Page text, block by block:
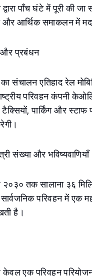
द्वारा पाँच घंटे में पूरी की
और आर्थिक समाकलन में
प्रबंधन
का संचालन एतिहाद रेल
परिवहन कंपनी
पार्किंग और
संख्या और भविष्यवाणियाँ
२०३० तक सालाना ३६
परिवहन में एक
है।
केवल एक परिवहन